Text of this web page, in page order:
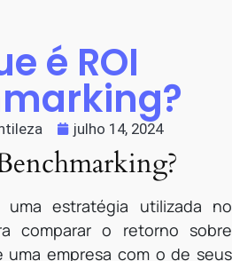
é ROI
julho 14, 2024
uma estratégia utilizada no
comparar o retorno sobre
uma empresa com o de seus